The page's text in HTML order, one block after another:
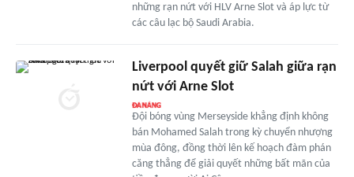
những rạn nứt với HLV Arne Slot và áp lực từ
các câu lạc bộ Saudi Arabia.
Liverpool quyết giữ Salah giữa rạn
nứt với Arne Slot
Đội bóng vùng Merseyside khẳng định không
bán Mohamed Salah trong kỳ chuyển nhượng
mùa đông, đồng thời lên kế hoạch đàm phán
căng thẳng để giải quyết những bất mãn của